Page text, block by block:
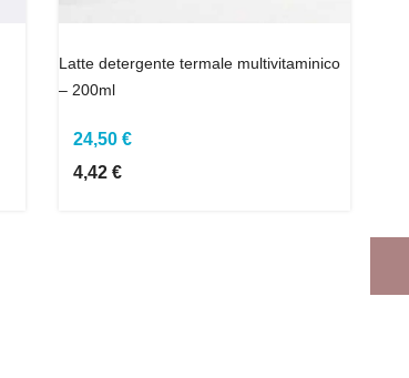
Latte detergente termale multivitaminico
– 200ml
24,50 €
4,42 €